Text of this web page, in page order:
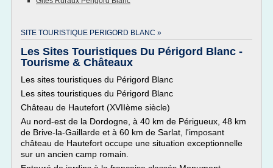
SITE TOURISTIQUE PERIGORD BLANC »
Les Sites Touristiques Du Périgord Blanc -
Tourisme & Châteaux
Les sites touristiques du Périgord Blanc
Les sites touristiques du Périgord Blanc
Château de Hautefort (XVIIème siècle)
Au nord-est de la Dordogne, à 40 km de Périgueux, 48 km
de Brive-la-Gaillarde et à 60 km de Sarlat, l'imposant
château de Hautefort occupe une situation exceptionnelle
sur un ancien camp romain.